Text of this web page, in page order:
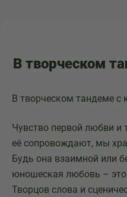
В творческом
В творческом тандеме с
Чувство первой любви и
её сопровождают, мы
Будь она взаимной или
юношеская любовь –
Творцов слова и